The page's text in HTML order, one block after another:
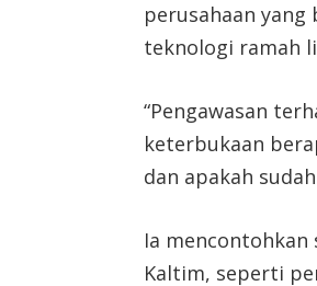
perusahaan
teknologi ramah
“Pengawasan
keterbukaan
dan apakah
Ia
Kaltim, seperti